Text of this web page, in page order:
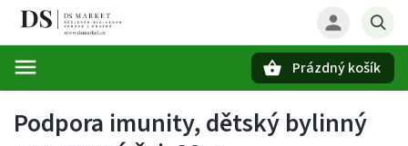
Prázdný košík
Podpora imunity, dětský bylinný